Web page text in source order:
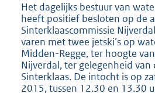
Het dagelijks bestuur van
heeft positief besloten op de
Sinterklaascommissie
varen met twee jetski’s op
Midden-Regge, ter hoogte
Nijverdal, ter gelegenheid
Sinterklaas. De intocht is op
2015, tussen 12.30 en 13.30